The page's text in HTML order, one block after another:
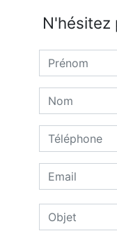
N'hésitez